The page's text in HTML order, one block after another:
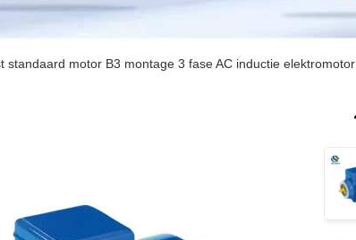
standaard motor B3 montage 3 fase AC inductie elektromotor